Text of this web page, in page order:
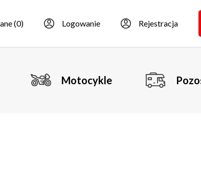
(0) Logowanie Rejestracja
Motocykle